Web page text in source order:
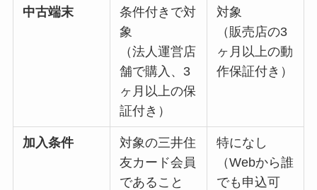
中古端末
条件付きで対
象
（法人運営店
舗で購入、3
ヶ月以上の保
証付き）
対象
（販売店の3
ヶ月以上の動
作保証付き）
加入条件
対象の三井住
友カード会員
であること
特になし
（Webから誰
でも申込可